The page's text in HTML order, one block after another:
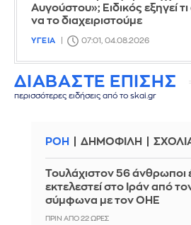
Αυγούστου»; Ειδικός εξηγεί
να το διαχειριστούμε
ΥΓΕΙΑ 07:01, 04.08.2026
ΔΙΑΒΑΣΤΕ ΕΠΙΣΗΣ
περισσότερες ειδήσεις από το skai.gr
ΡΟΗ ΔΗΜΟΦΙΛΗ
Τουλάχιστον 56 άνθρωποι
εκτελεστεί στο Ιράν από
σύμφωνα με τον ΟΗΕ
ΠΡΙΝ ΑΠΌ 22 ΏΡΕΣ